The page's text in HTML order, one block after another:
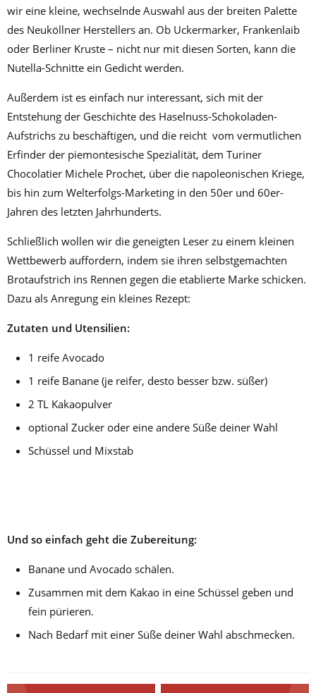
wir eine kleine, wechselnde Auswahl aus der breiten Palette
des Neuköllner Herstellers an. Ob Uckermarker, Frankenlaib
oder Berliner Kruste – nicht nur mit diesen Sorten, kann die
Nutella-Schnitte ein Gedicht werden.
Außerdem ist es einfach nur interessant, sich mit der
Entstehung der Geschichte des Haselnuss-Schokoladen-
Aufstrichs zu beschäftigen, und die reicht vom vermutlichen
Erfinder der piemontesische Spezialität, dem Turiner
Chocolatier Michele Prochet, über die napoleonischen Kriege,
bis hin zum Welterfolgs-Marketing in den 50er und 60er-
Jahren des letzten Jahrhunderts.
Schließlich wollen wir die geneigten Leser zu einem kleinen
Wettbewerb auffordern, indem sie ihren selbstgemachten
Brotaufstrich ins Rennen gegen die etablierte Marke schicken.
Dazu als Anregung ein kleines Rezept:
Zutaten und Utensilien:
1 reife Avocado
1 reife Banane (je reifer, desto besser bzw. süßer)
2 TL Kakaopulver
optional Zucker oder eine andere Süße deiner Wahl
Schüssel und Mixstab
Und so einfach geht die Zubereitung:
Banane und Avocado schälen.
Zusammen mit dem Kakao in eine Schüssel geben und
fein pürieren.
Nach Bedarf mit einer Süße deiner Wahl abschmecken.